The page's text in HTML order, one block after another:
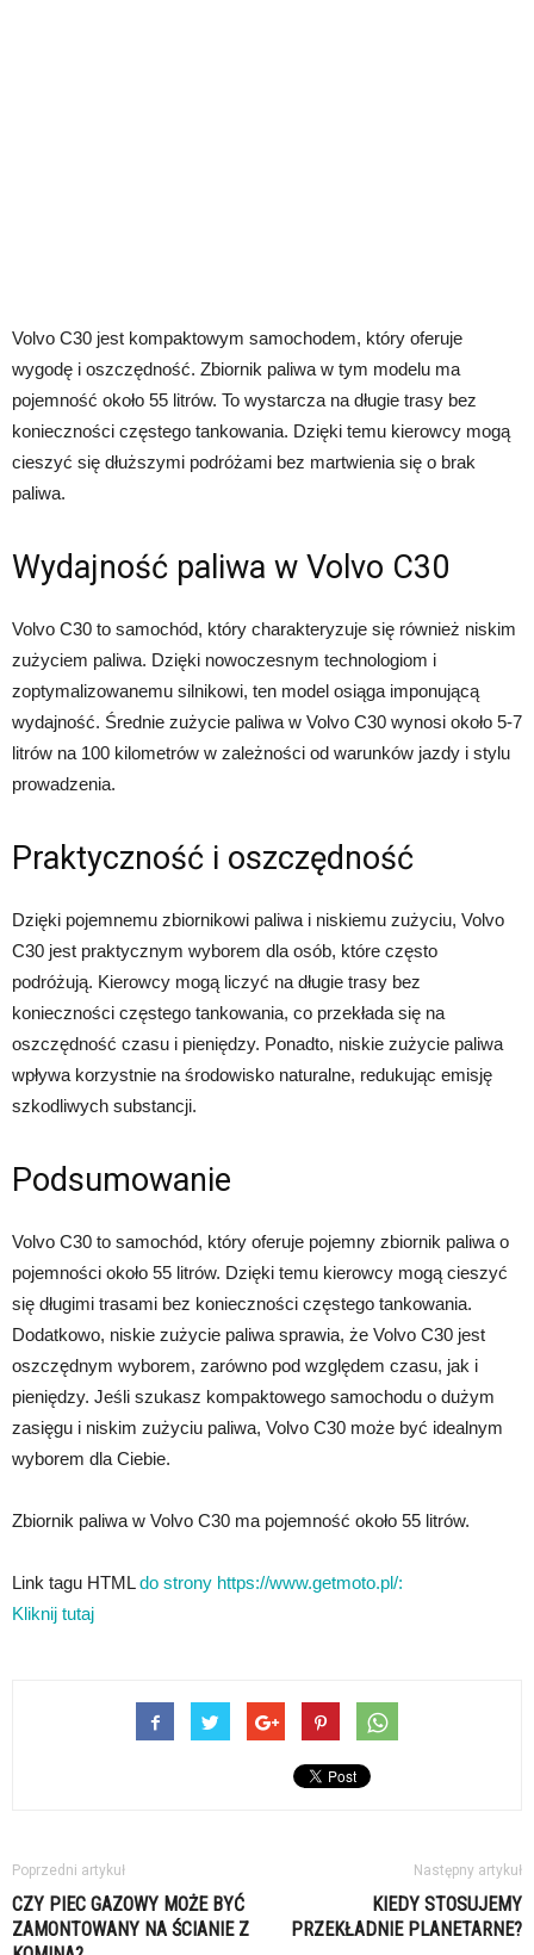
Volvo C30 jest kompaktowym samochodem, który oferuje
wygodę i oszczędność. Zbiornik paliwa w tym modelu ma
pojemność około 55 litrów. To wystarcza na długie trasy bez
konieczności częstego tankowania. Dzięki temu kierowcy mogą
cieszyć się dłuższymi podróżami bez martwienia się o brak
paliwa.
Wydajność paliwa w Volvo C30
Volvo C30 to samochód, który charakteryzuje się również niskim
zużyciem paliwa. Dzięki nowoczesnym technologiom i
zoptymalizowanemu silnikowi, ten model osiąga imponującą
wydajność. Średnie zużycie paliwa w Volvo C30 wynosi około 5-7
litrów na 100 kilometrów w zależności od warunków jazdy i stylu
prowadzenia.
Praktyczność i oszczędność
Dzięki pojemnemu zbiornikowi paliwa i niskiemu zużyciu, Volvo
C30 jest praktycznym wyborem dla osób, które często
podróżują. Kierowcy mogą liczyć na długie trasy bez
konieczności częstego tankowania, co przekłada się na
oszczędność czasu i pieniędzy. Ponadto, niskie zużycie paliwa
wpływa korzystnie na środowisko naturalne, redukując emisję
szkodliwych substancji.
Podsumowanie
Volvo C30 to samochód, który oferuje pojemny zbiornik paliwa o
pojemności około 55 litrów. Dzięki temu kierowcy mogą cieszyć
się długimi trasami bez konieczności częstego tankowania.
Dodatkowo, niskie zużycie paliwa sprawia, że Volvo C30 jest
oszczędnym wyborem, zarówno pod względem czasu, jak i
pieniędzy. Jeśli szukasz kompaktowego samochodu o dużym
zasięgu i niskim zużyciu paliwa, Volvo C30 może być idealnym
wyborem dla Ciebie.
Zbiornik paliwa w Volvo C30 ma pojemność około 55 litrów.
Link tagu HTMLdo strony https://www.getmoto.pl/:
Kliknij tutaj
Poprzedni artykuł
CZY PIEC GAZOWY MOŻE BYĆ
ZAMONTOWANY NA ŚCIANIE Z
Następny artykuł
KIEDY STOSUJEMY
PRZEKŁADNIE PLANETARNE?